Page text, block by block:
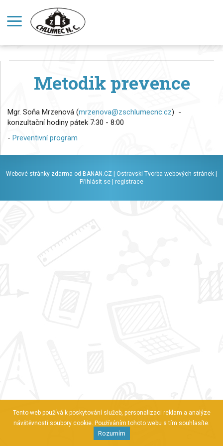
Metodik prevence
Mgr. Soňa Mrzenová (mrzenova@zschlumecnc.cz) -
konzultační hodiny pátek 7:30 - 8:00
-Preventivní program
Webové stránky zdarma od BANAN.CZ Ostravski Tvorba webových stránek
Přihlásit se
registrace
Tento web používá k poskytování služeb, personalizaci reklam a analýze
návštěvnosti soubory cookie. Používáním tohoto webu s tím souhlasíte.
Rozumím